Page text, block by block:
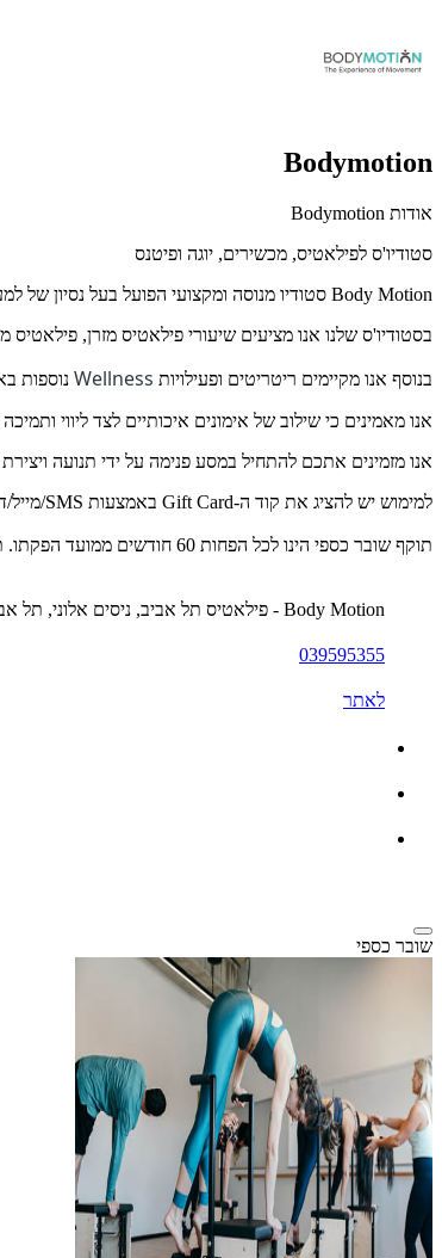
Bodymotion
אודות Bodymotion
סטודיו'ס לפילאטיס, מכשירים, יוגה ופיטנס
Body Motion סטודיו מנוסה ומקצועי הפועל בעל נסיון של למעלה מ-15 שנה בתחום.
בסטודיו'ס שלנו אנו מציעים שיעורי פילאטיס מזרן, פילאטיס
בנוסף אנו מקיימים ריטריטים ופעילויות Wellness נוספות
אנו מאמינים כי שילוב של אימונים איכותיים לצד ליווי
אנו מזמינים אתכם להתחיל במסע פנימה על ידי תנועה
למימוש יש להציג את קוד ה-Gift Card באמצעות SMS/מייל/דף מודפס. לפרטים נוספים: 03-959-5355.
תוקף שובר כספי הינו לכל הפחות 60 חודשים ממועד הפקתו. תוקף שובר לרכישת מוצר או שירות מסויים יהיה לכל הפחות 24 חודשים ממועד הפקתו
Body Motion - פילאטיס תל אביב, ניסים אלוני, תל אביב-יפו
039595355
לאתר
שובר כספי